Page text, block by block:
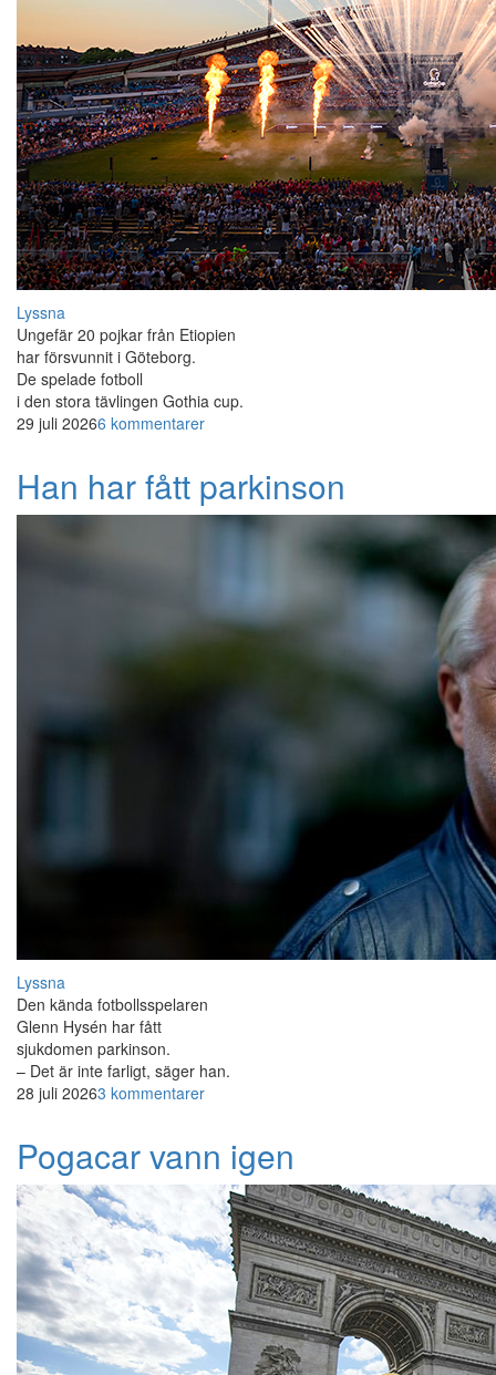
Lyssna
Ungefär 20 pojkar från Etiopien
har försvunnit i Göteborg.
De spelade fotboll
i den stora tävlingen Gothia cup.
29 juli 20266 kommentarer
Han har fått parkinson
Lyssna
Den kända fotbollsspelaren
Glenn Hysén har fått
sjukdomen parkinson.
– Det är inte farligt, säger han.
28 juli 20263 kommentarer
Pogacar vann igen